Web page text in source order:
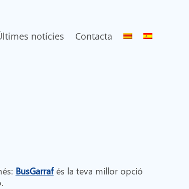
notícies Contacta
BusGarrafés la teva millor opció